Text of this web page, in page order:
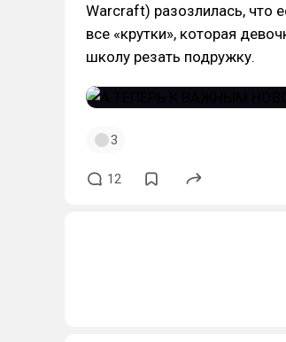
Warcraft) разозлилась, что
все «крутки», которая
школу резать подружку.
3
12